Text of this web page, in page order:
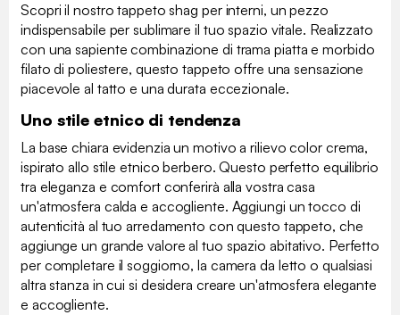
Scopri il nostro tappeto shag per interni, un pezzo
indispensabile per sublimare il tuo spazio vitale. Realizzato
con una sapiente combinazione di trama piatta e morbido
filato di poliestere, questo tappeto offre una sensazione
piacevole al tatto e una durata eccezionale.
Uno stile etnico di tendenza
La base chiara evidenzia un motivo a rilievo color crema,
ispirato allo stile etnico berbero. Questo perfetto equilibrio
tra eleganza e comfort conferirà alla vostra casa
un'atmosfera calda e accogliente. Aggiungi un tocco di
autenticità al tuo arredamento con questo tappeto, che
aggiunge un grande valore al tuo spazio abitativo. Perfetto
per completare il soggiorno, la camera da letto o qualsiasi
altra stanza in cui si desidera creare un'atmosfera elegante
e accogliente.